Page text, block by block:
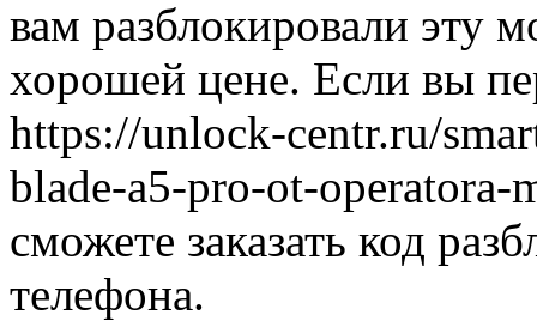
вам разблокировали эту
хорошей цене. Если вы
https://unlock-centr.ru/
blade-a5-pro-ot-operatora-
сможете заказать код
телефона.